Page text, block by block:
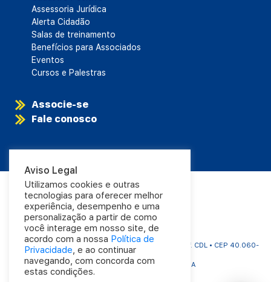
Assessoria Jurídica
Alerta Cidadão
Salas de treinamento
Benefícios para Associados
Eventos
Cursos e Palestras
Associe-se
Fale conosco
CDL Salvador | Rua Carlos Gomes, 1063 - Aflitos | Edf. CDL • CEP 40.060-
325
Tel.: (71) 3320-4000 • Salvador - BA
Aviso Legal
Utilizamos cookies e outras
tecnologias para oferecer melhor
experiência, desempenho e uma
personalização a partir de como
você interage em nosso site, de
acordo com a nossa Política de
Privacidade, e ao continuar
navegando, com concorda com
estas condições.